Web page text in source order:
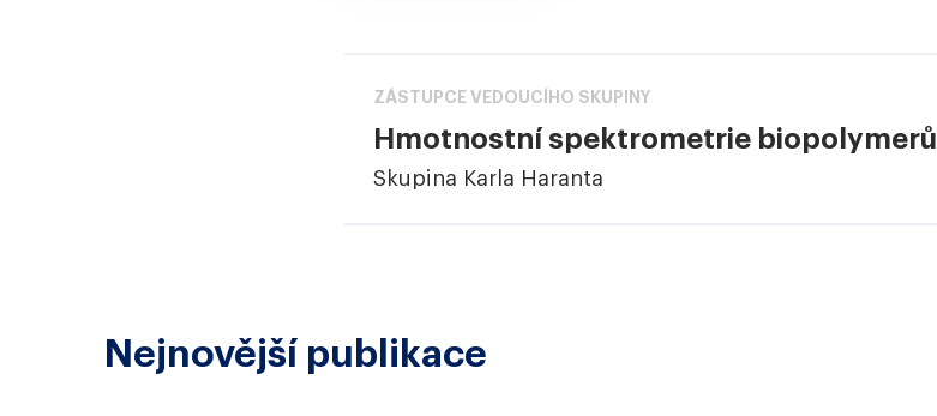
ZÁSTUPCE VEDOUCÍHO SKUPINY
Hmotnostní spektrometrie biopolymerů
Skupina Karla Haranta
Nejnovější publikace